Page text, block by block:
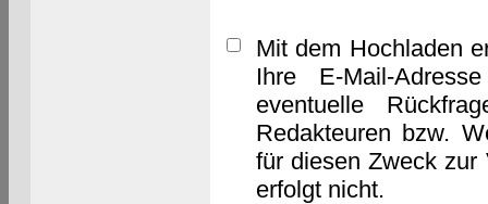
Mit dem Hochladen
Ihre E-Mail-
eventuelle
Redakteuren bzw.
für diesen Zweck zur
erfolgt nicht.